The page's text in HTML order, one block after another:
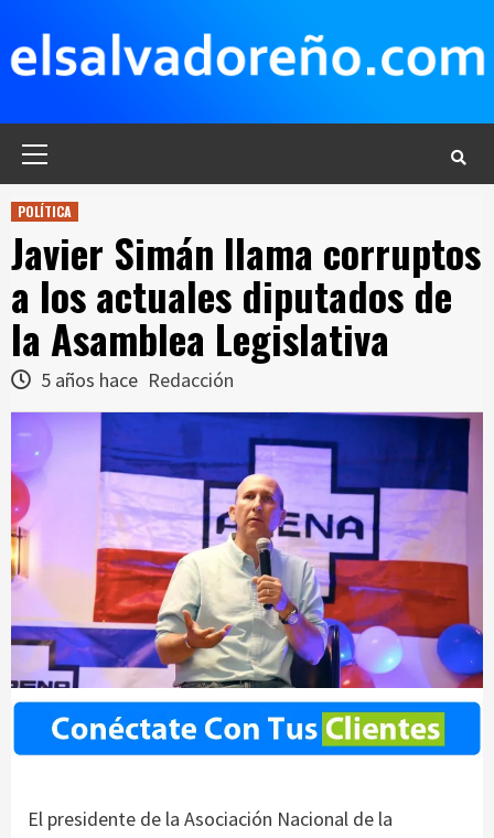
contenido
POLÍTICA
Javier Simán llama corruptos
a los actuales diputados de
la Asamblea Legislativa
5 años hace Redacción
El presidente de la Asociación Nacional de la